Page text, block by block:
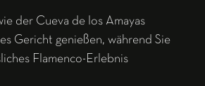
der Cueva de los Amayas
Gericht genießen, während Sie
Flamenco-Erlebnis